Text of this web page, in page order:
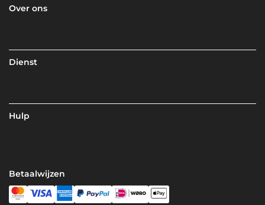
Over ons
Dienst
Hulp
Betaalwijzen